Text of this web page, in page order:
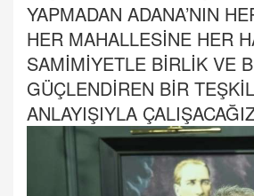
YAPMADAN ADANA’NIN
HER MAHALLESİNE HER
SAMİMİYETLE BİRLİK VE
GÜÇLENDİREN BİR
ANLAYIŞIYLA